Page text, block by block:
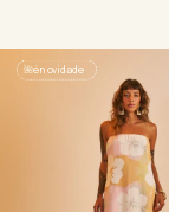
🌺é novidade